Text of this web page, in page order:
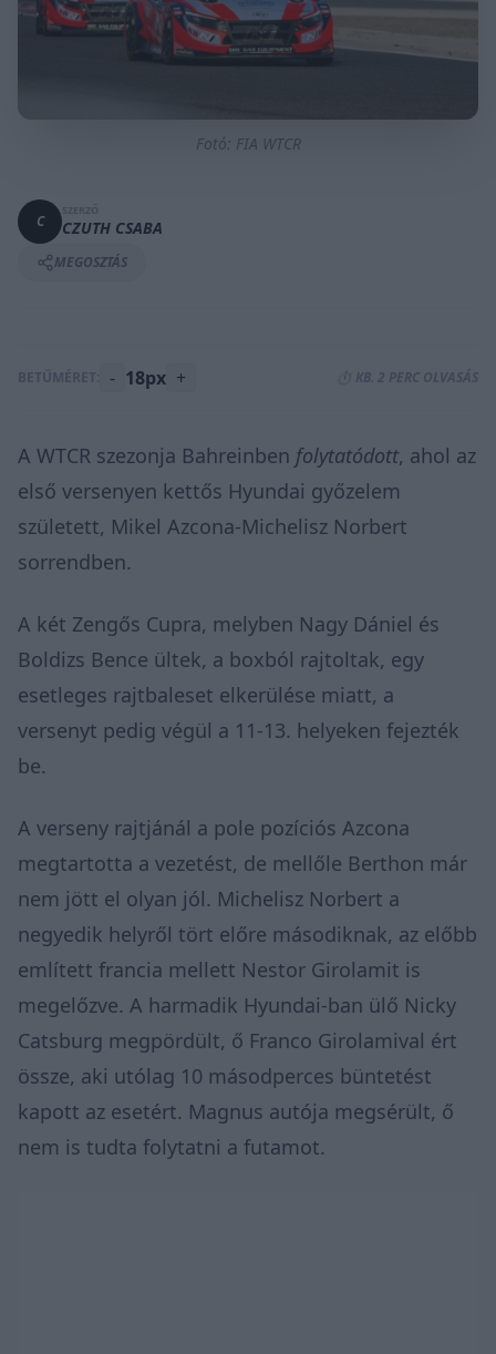
Fotó: FIA WTCR
C CZUTH CSABA
MEGOSZTÁS
BETŰMÉRET: - 18px + ⏱️ KB. 2 PERC OLVASÁS
A WTCR szezonja Bahreinben folytatódott, ahol az
első versenyen kettős Hyundai győzelem
született, Mikel Azcona-Michelisz Norbert
sorrendben.
A két Zengős Cupra, melyben Nagy Dániel és
Boldizs Bence ültek, a boxból rajtoltak, egy
esetleges rajtbaleset elkerülése miatt, a
versenyt pedig végül a 11-13. helyeken fejezték
be.
A verseny rajtjánál a pole pozíciós Azcona
megtartotta a vezetést, de mellőle Berthon már
nem jött el olyan jól. Michelisz Norbert a
negyedik helyről tört előre másodiknak, az előbb
említett francia mellett Nestor Girolamit is
megelőzve. A harmadik Hyundai-ban ülő Nicky
Catsburg megpördült, ő Franco Girolamival ért
össze, aki utólag 10 másodperces büntetést
kapott az esetért. Magnus autója megsérült, ő
nem is tudta folytatni a futamot.